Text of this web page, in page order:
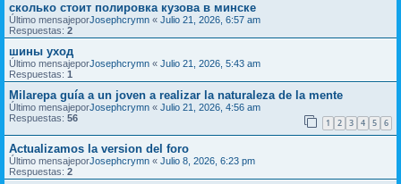
сколько стоит полировка кузова в минске
Último mensajeporJosephcrymn « Julio 21, 2026, 6:57 am
Respuestas: 2
шины уход
Último mensajeporJosephcrymn « Julio 21, 2026, 5:43 am
Respuestas: 1
Milarepa guía a un joven a realizar la naturaleza de la mente
Último mensajeporJosephcrymn « Julio 21, 2026, 4:56 am
Respuestas: 56 1 2 3 4 5 6
Actualizamos la version del foro
Último mensajeporJosephcrymn « Julio 8, 2026, 6:23 pm
Respuestas: 2